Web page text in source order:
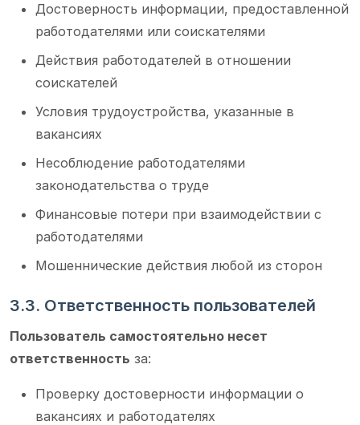
Достоверность информации, предоставленной
работодателями или соискателями
Действия работодателей в отношении
соискателей
Условия трудоустройства, указанные в
вакансиях
Несоблюдение работодателями
законодательства о труде
Финансовые потери при взаимодействии с
работодателями
Мошеннические действия любой из сторон
3.3. Ответственность пользователей
Пользователь самостоятельно несет
ответственность за:
Проверку достоверности информации о
вакансиях и работодателях